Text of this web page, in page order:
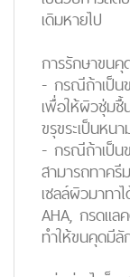
เดิมหายไป
การรักษาขนคุ
- กรณีถ้าเป็น
เพื่อให้ผิวชุ่ม
ขรุขระเป็นหน
- กรณีถ้าเป็น
สามารถทาค
เซลล์ผิวมาทา
AHA, กรดแล
ทำให้ขนคุดมี